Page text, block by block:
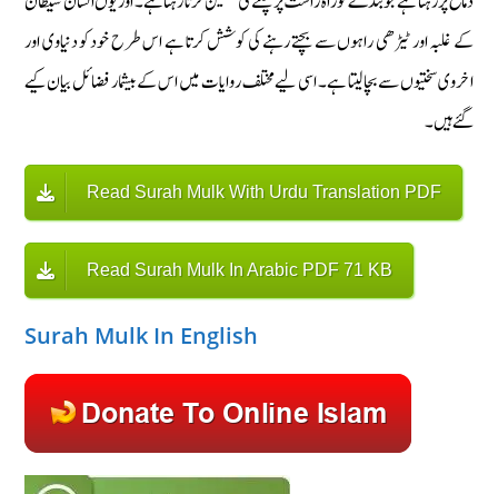
کے غلبہ اور ٹیڑھی راہوں سے بچتے رہنے کی کوشش کرتا ہے اس طرح خود کو دنیاوی اور
اخروی سختیوں سے بچا لیتا ہے۔ اسی لیے مختلف روایات میں اس کے بیشمار فضائل بیان کیے
گئے ہیں۔
Read Surah Mulk With Urdu Translation PDF
Read Surah Mulk In Arabic PDF 71 KB
Surah Mulk In English